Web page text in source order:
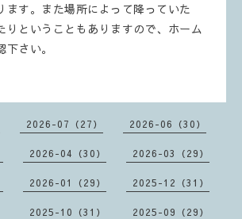
ます。また場所によって降っていた
りということもありますので、ホーム
さい。
2026-07（27） 2026-06（30）
2026-04（30） 2026-03（29）
2026-01（29） 2025-12（31）
2025-10（31） 2025-09（29）